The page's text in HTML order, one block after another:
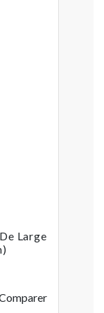
Large